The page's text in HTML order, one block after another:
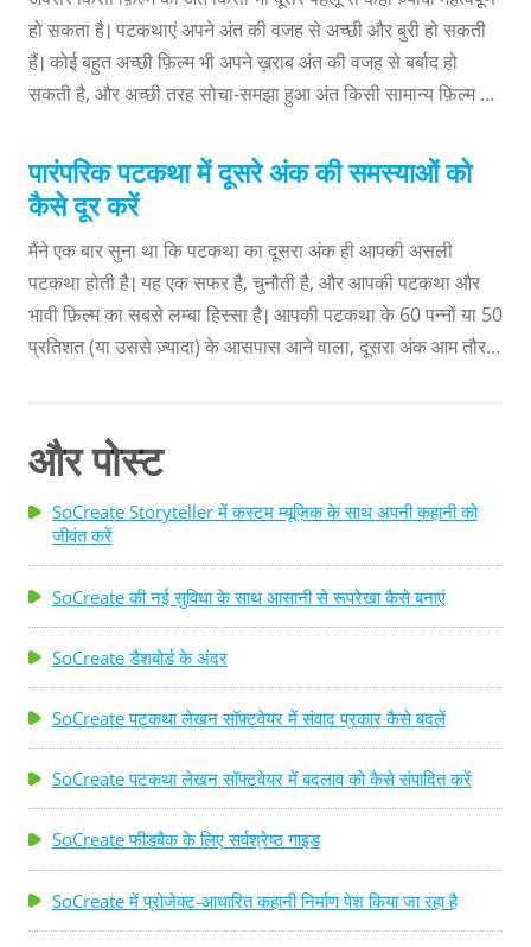
हो सकता है। पटकथाएं अपने अंत की वजह से अच्छी और बुरी हो सकती
हैं। कोई बहुत अच्छी फ़िल्म भी अपने ख़राब अंत की वजह से बर्बाद हो
सकती है, और अच्छी तरह सोचा-समझा हुआ अंत किसी सामान्य फ़िल्म को
रखते तो आपके मज़बूत हुक और हैरानी भरे मोड़ सब भुला दिए जायेंगे, तो
यहाँ आपके लिए कुछ उपाय दिए गए हैं जो आपकी पटकथा को अच्छी जगह
पर ख़त्म करने में मदद करेंगे! अपनी पटकथा का सबसे अच्छा अंत लिखने
के लिए चरण 1: चीज़ों की अच्छी...
पारंपरिक पटकथा में दूसरे अंक की समस्याओं को
कैसे दूर करें
मैंने एक बार सुना था कि पटकथा का दूसरा अंक ही आपकी असली
पटकथा होती है। यह एक सफर है, चुनौती है, और आपकी पटकथा और
भावी फ़िल्म का सबसे लम्बा हिस्सा है। आपकी पटकथा के 60 पन्नों या 50
प्रतिशत (या उससे ज़्यादा) के आसपास आने वाला, दूसरा अंक आम तौर
समय के साथ मैंने कुछ उपाय सीखे हैं, जिन्हें आपके साथ शेयर करके मुझे
ख़ुशी होगी ताकि आप उस स्थिति से बच सकें जिसे अक्सर "दूसरे अंक के
दबाव" के रूप में जाना जाता है...
और पोस्ट
SoCreate Storyteller में कस्टम म्यूज़िक के साथ अपनी कहानी को
जीवंत करें
SoCreate की नई सुविधा के साथ आसानी से रूपरेखा कैसे बनाएं
SoCreate डैशबोर्ड के अंदर
SoCreate पटकथा लेखन सॉफ़्टवेयर में संवाद प्रकार कैसे बदलें
SoCreate पटकथा लेखन सॉफ्टवेयर में बदलाव को कैसे संपादित करें
SoCreate फीडबैक के लिए सर्वश्रेष्ठ गाइड
SoCreate में प्रोजेक्ट-आधारित कहानी निर्माण पेश किया जा रहा है